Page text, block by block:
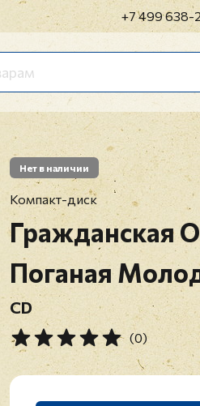
+7 499 638-
Нет в наличии
Компакт-диск
Гражданская
Поганая
CD
(0)